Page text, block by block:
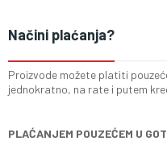
Načini plaćanja?
Proizvode možete platiti
jednokratno, na rate i putem
PLAĆANJEM POUZEĆEM U